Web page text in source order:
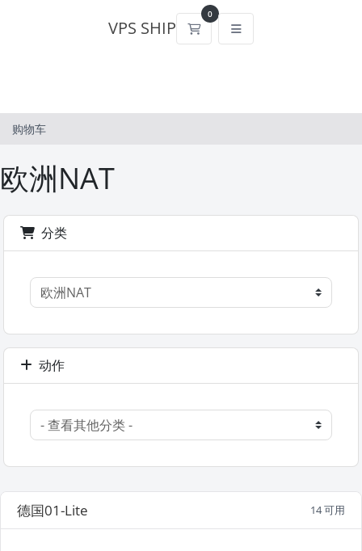
VPS SHIP
0
购物车
购物车
欧洲NAT
分类
动作
德国01-Lite 14 可用